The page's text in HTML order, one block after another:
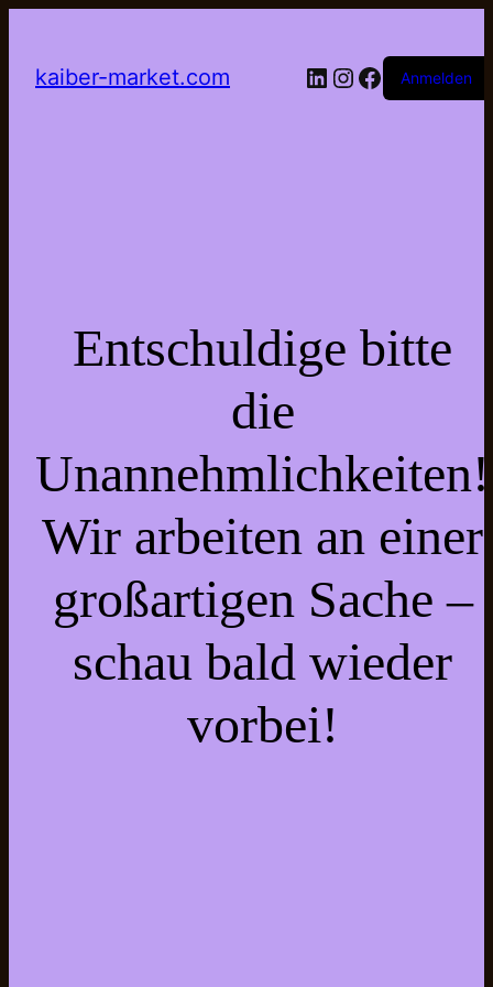
kaiber-market.com LinkedIn
Instagram
Facebook
Anmelden
Entschuldige bitte
die
Unannehmlichkeiten!
Wir arbeiten an einer
großartigen Sache –
schau bald wieder
vorbei!